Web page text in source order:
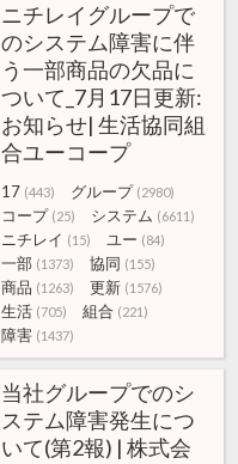
ニチレイグループで
のシステム障害に伴
う一部商品の欠品に
ついて_7月17日更新:
お知らせ| 生活協同組
合ユーコープ
17 (443) グループ (2980)
コープ (25) システム (6611)
ニチレイ (15) ユー (84)
一部 (1373) 協同 (155)
商品 (1263) 更新 (1576)
生活 (705) 組合 (221)
障害 (1437)
当社グループでのシ
ステム障害発生につ
いて(第2報) | 株式会